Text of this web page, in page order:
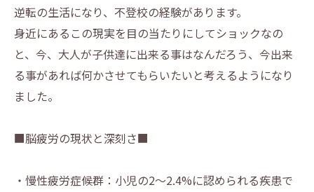
逆転の生活になり、不登校の経験があります。
身近にあるこの現実を目の当たりにしてショックなの
と、今、大人が子供達に出来る事はなんだろう、今出来
る事があれば何かさせてもらいたいと考えるようになり
ました。
■脳疲労の現状と深刻さ■
・慢性疲労症候群：小児の2〜2.4%に認められる疾患で